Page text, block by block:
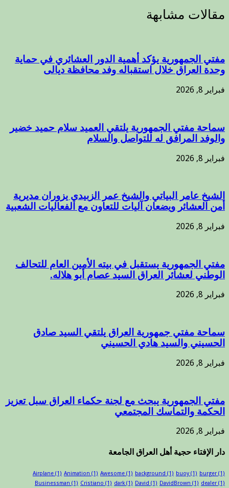
مقالات مشابهة
مفتي الجمهورية يؤكد أهمية الدور العشائري في حماية
وحدة العراق خلال استقباله وفد محافظة ديالى
فبراير 8, 2026
سماحة مفتي الجمهورية يلتقي العميد سلام حميد خضير
والوفد المرافق له للتواصل والسلام
فبراير 8, 2026
الشيخ عامر البياتي والشيخ عمر الزبيدي يزوران مديرية
أمن العشائر ويضعان آليات للتعاون مع الفعاليات الشعبية
فبراير 8, 2026
مفتي الجمهورية يستقبل في بيته الأمين العام للتحالف
الوطني لعشائر العراق السيد عصام أبو هلاله.
فبراير 8, 2026
سماحة مفتي جمهورية العراق يلتقي السيد صادق
الحسيني والسيد هادي الحسيني
فبراير 8, 2026
مفتي الجمهورية يبحث مع لجنة حكماء العراق سبل تعزيز
الحكمة والتماسك المجتمعي
فبراير 8, 2026
دار الإفتاء حجية أهل العراق الجامعة
Airplane (1) Animation (1) Awesome (1) background (1) buoy (1) burger (1)
Businessman (1) Cristiano (1) dark(1) David (1) DavidBrown (1) dealer (1)